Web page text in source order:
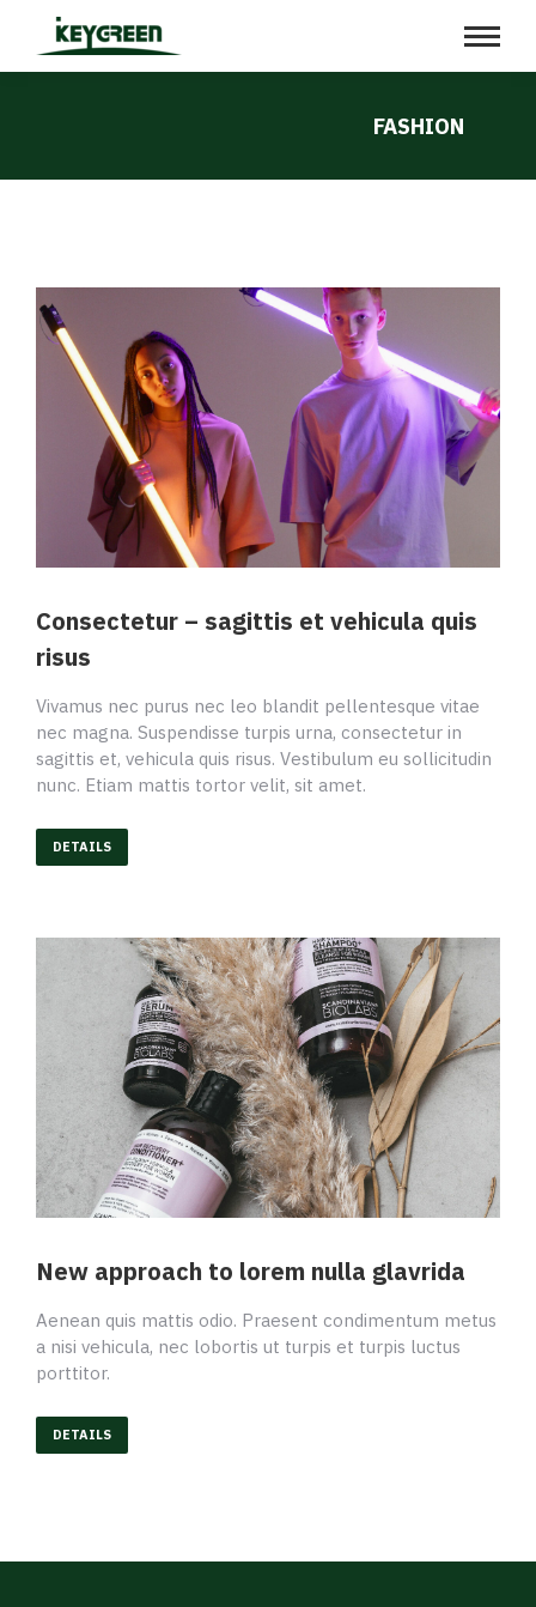
FASHION
Consectetur – sagittis et vehicula quis
risus
Vivamus nec purus nec leo blandit pellentesque vitae
nec magna. Suspendisse turpis urna, consectetur in
sagittis et, vehicula quis risus. Vestibulum eu sollicitudin
nunc. Etiam mattis tortor velit, sit amet.
DETAILS
New approach to lorem nulla glavrida
Aenean quis mattis odio. Praesent condimentum metus
a nisi vehicula, nec lobortis ut turpis et turpis luctus
porttitor.
DETAILS